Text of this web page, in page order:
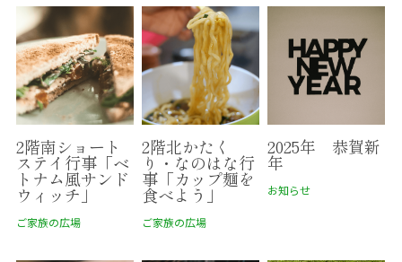
2階南ショート
ステイ行事「ベ
トナム風サンド
ウィッチ」
ご家族の広場
2階北かたく
り・なのはな行
事「カップ麺を
食べよう」
ご家族の広場
2025年 恭賀新
年
お知らせ